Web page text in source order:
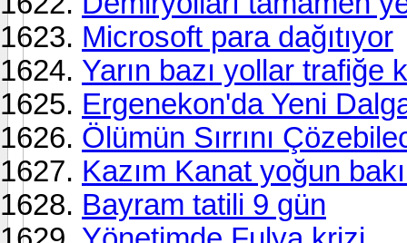
Microsoft para dağıtıyor
Yarın bazı yollar trafiğe
Ergenekon'da Yeni
Ölümün Sırrını
Kazım Kanat yoğun
Bayram tatili 9 gün